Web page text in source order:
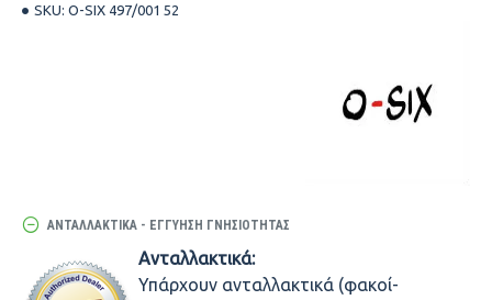
SKU: O-SIX 497/001 52
ΑΝΤΑΛΛΑΚΤΙΚΆ - ΕΓΓΎΗΣΗ ΓΝΗΣΙΌΤΗΤΑΣ
Ανταλλακτικά:
Υπάρχουν ανταλλακτικά (φακοί-